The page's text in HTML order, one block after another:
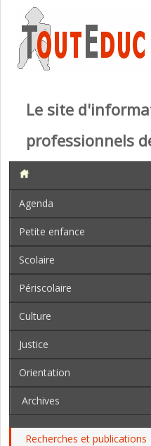
Le site
professionnels
Agenda
Petite enfance
Scolaire
Périscolaire
Culture
Justice
Orientation
Archives
Recherches et publications